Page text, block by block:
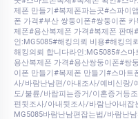
제폰 만들기#복제폰파는곳#스파이
폰 가격#부산 쌍둥이폰#쌍둥이폰
제폰#용산복제폰 가격#복제폰 판
인:MG5085#해킹의뢰 비용#해킹의
해킹의뢰 합니다라인:MG5085#스
용산복제폰 가격#용산쌍둥이폰#쌍
이폰 만들기#복제폰 만들기#스마
사/바람난남편/아내조사/예비신랑/
도/불륜/바람피는증거/이혼증거등
편뒷조사/아내뒷조사/바람난아내잡
MG5085바람난남편잡는법/바람난